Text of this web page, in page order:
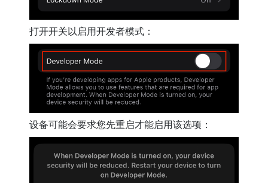
打开开关以启用开发者模式：
设备可能会要求您先重启才能启用该选项：